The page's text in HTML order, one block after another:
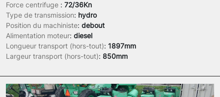
Force centrifuge : 72/36Kn
Type de transmission: hydro
Position du machiniste: debout
Alimentation moteur: diesel
Longueur transport (hors-tout): 1897mm
Largeur transport (hors-tout): 850mm